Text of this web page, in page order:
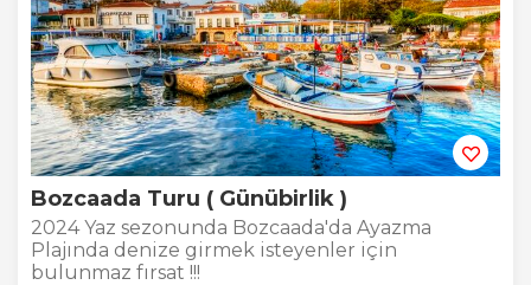
Bozcaada Turu ( Günübirlik )
2024 Yaz sezonunda Bozcaada'da Ayazma
Plajında denize girmek isteyenler için
bulunmaz fırsat !!!